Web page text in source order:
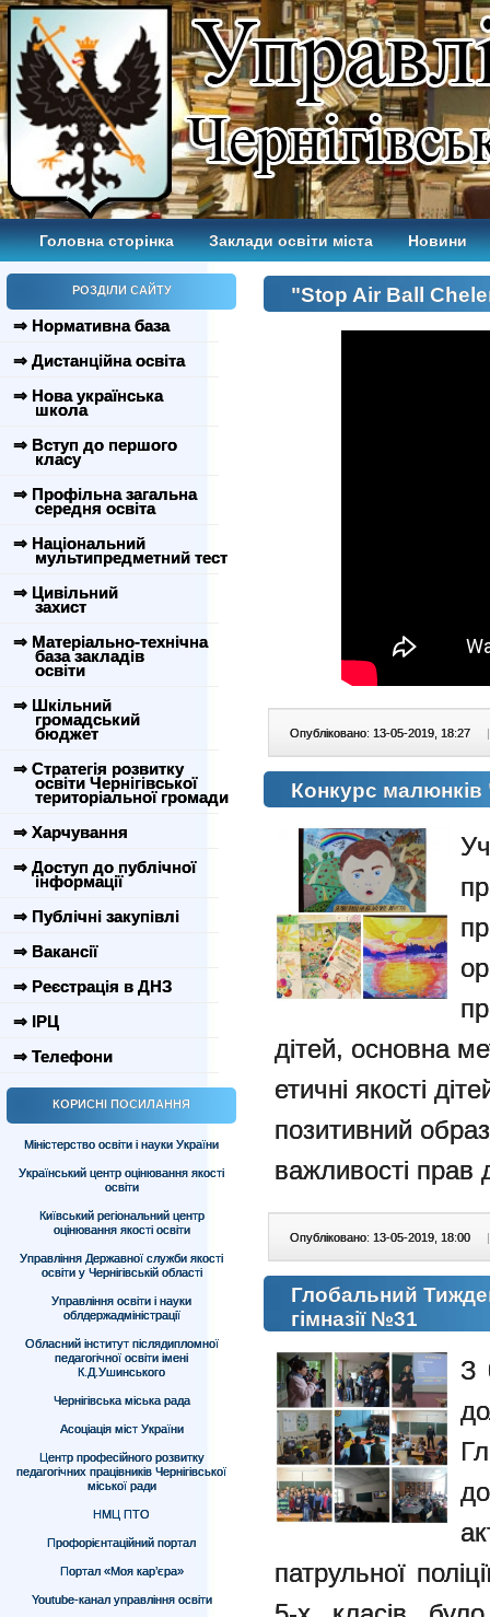
Головна сторінка Заклади освіти міста Новини
РОЗДІЛИ САЙТУ
⇒ Нормативна база
⇒ Дистанційна освіта
⇒ Нова українська
школа
⇒ Вступ до першого
класу
⇒ Профільна загальна
середня освіта
⇒ Національний
мультипредметний тест
⇒ Цивільний
захист
⇒ Матеріально-технічна
база закладів
освіти
⇒ Шкільний
громадський
бюджет
⇒ Стратегія розвитку
освіти Чернігівської
територіальної громади
⇒ Харчування
⇒ Доступ до публічної
інформації
⇒ Публічні закупівлі
⇒ Вакансії
⇒ Реєстрація в ДНЗ
⇒ ІРЦ
⇒ Телефони
КОРИСНІ ПОСИЛАННЯ
Міністерство освіти і науки України
Український центр оцінювання якості
освіти
Київський регіональний центр
оцінювання якості освіти
Управління Державної служби якості
освіти у Чернігівській області
Управління освіти і науки
облдержадміністрації
Обласний інститут післядипломної
педагогічної освіти імені
К.Д.Ушинського
Чернігівська міська рада
Асоціація міст України
Центр професійного розвитку
педагогічних працівників Чернігівської
міської ради
НМЦ ПТО
Профорієнтаційний портал
Портал «Моя кар’єра»
Youtube-канал управління освіти
"Stop Air Ball
Опубліковано: 13-05-2019, 18:27 |
Конкурс
дітей, основна
етичні якості
позитивний
важливості прав
Опубліковано: 13-05-2019, 18:00 |
Глобальний
гімназії №31
З
патрульної